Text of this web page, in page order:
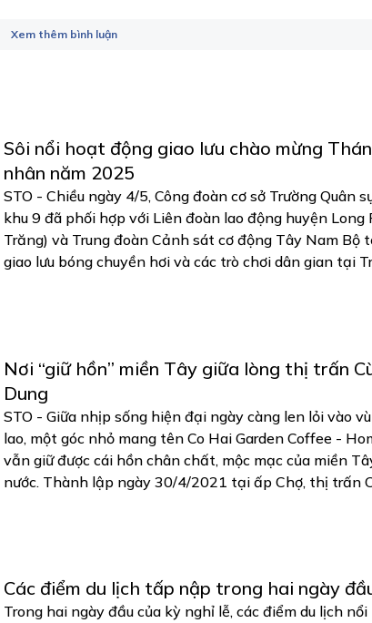
Xem thêm bình luận
Sôi nổi hoạt động giao lưu chào mừng
nhân năm 2025
STO - Chiều ngày 4/5, Công đoàn cơ sở Trường Quân
khu 9 đã phối hợp với Liên đoàn lao động huyện Long
Trăng) và Trung đoàn Cảnh sát cơ động Tây Nam Bộ
giao lưu bóng chuyền hơi và các trò chơi dân gian tại
Nơi “giữ hồn” miền Tây giữa lòng thị trấn
Dung
STO - Giữa nhịp sống hiện đại ngày càng len lỏi vào
lao, một góc nhỏ mang tên Co Hai Garden Coffee -
vẫn giữ được cái hồn chân chất, mộc mạc của miền
nước. Thành lập ngày 30/4/2021 tại ấp Chợ, thị trấn
Các điểm du lịch tấp nập trong hai ngày
Trong hai ngày đầu của kỳ nghỉ lễ, các điểm du lịch